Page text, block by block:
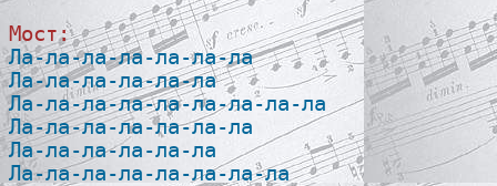
Мост:
Ла-ла-ла-ла-ла-ла-ла
Ла-ла-ла-ла-ла-ла
Ла-ла-ла-ла-ла-ла-ла-ла-ла
Ла-ла-ла-ла-ла-ла-ла
Ла-ла-ла-ла-ла-ла
Ла-ла-ла-ла-ла-ла-ла-ла